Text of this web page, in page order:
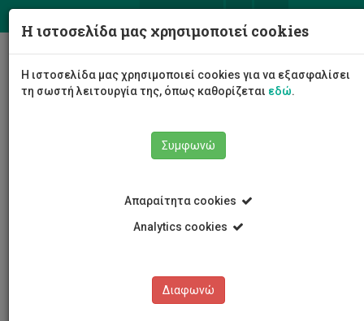
Η ιστοσελίδα μας χρησιμοποιεί cookies
Η ιστοσελίδα μας χρησιμοποιεί cookies για να εξασφαλίσει
τη σωστή λειτουργία της, όπως καθορίζεται εδώ.
Συμφωνώ
Απαραίτητα cookies
Analytics cookies
Διαφωνώ